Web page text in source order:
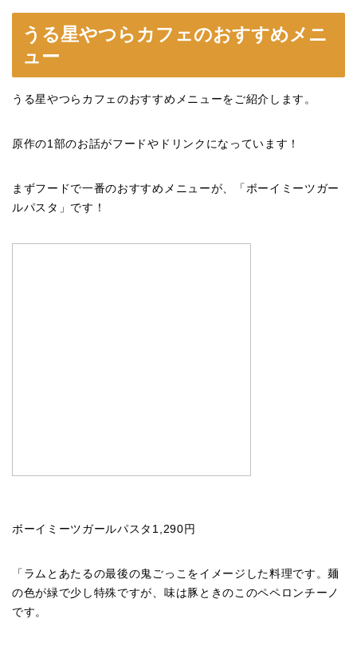
うる星やつらカフェのおすすめメニ
ュー
うる星やつらカフェのおすすめメニューをご紹介します。
原作の1部のお話がフードやドリンクになっています！
まずフードで一番のおすすめメニューが、「ボーイミーツガー
ルパスタ」です！
ボーイミーツガールパスタ 1,290 円
「ラムとあたるの最後の鬼ごっこをイメージした料理です。麺
の色が緑で少し特殊ですが、味は豚ときのこのペペロンチーノ
です。